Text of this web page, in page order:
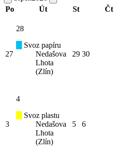
Po
Út St Čt
27
28
Svoz papíru
Nedašova
Lhota
(Zlín)
29 30
3
4
Svoz plastu
Nedašova
Lhota
(Zlín)
5 6